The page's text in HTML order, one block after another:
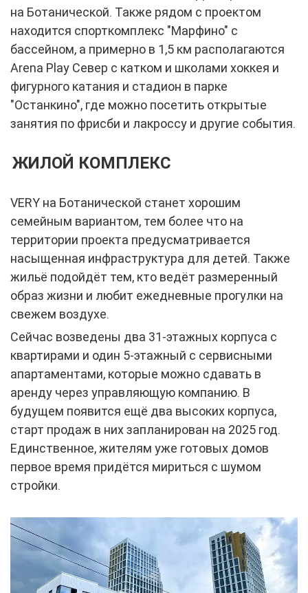
на Ботанической. Также рядом с проектом
находится спорткомплекс "Марфино" с
бассейном, а примерно в 1,5 км располагаются
Arena Play Север с катком и школами хоккея и
фигурного катания и стадион в парке
"Останкино", где можно посетить открытые
занятия по фрисби и лакроссу и другие события.
ЖИЛОЙ КОМПЛЕКС
VERY на Ботанической станет хорошим
семейным вариантом, тем более что на
территории проекта предусматривается
насыщенная инфраструктура для детей. Также
жильё подойдёт тем, кто ведёт размеренный
образ жизни и любит ежедневные прогулки на
свежем воздухе.
Сейчас возведены два 31-этажных корпуса с
квартирами и один 5-этажный с сервисными
апартаментами, которые можно сдавать в
аренду через управляющую компанию. В
будущем появится ещё два высоких корпуса,
старт продаж в них запланирован на 2025 год.
Единственное, жителям уже готовых домов
первое время придётся мириться с шумом
стройки.